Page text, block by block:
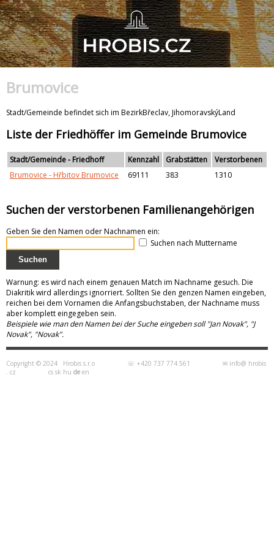
Brumovice
Stadt/Gemeinde befindet sich im BezirkBřeclav, JihomoravskýLand
Liste der Friedhöffer im Gemeinde Brumovice
Stadt/Gemeinde - Friedhoff Kennzahl Grabstätten
Verstorbenen
Brumovice - Hřbitov Brumovice
69111 383 1310
Suchen der verstorbenen Familienangehörigen
Geben Sie den Namen oder Nachnamen ein:
Suchen nach Muttername
Suchen
Warnung: es wird nach einem genauen Match im Nachname gesuch. Die
Diakritik wird allerdings ignorriert. Sollten Sie den genzen Namen eingeben,
reichen bei dem Vornamen die Anfangsbuchstaben, der Nachname muss
aber komplett eingegeben sein.
Beispiele wie man den Namen bei der Suche eingeben soll "Jan Novak", "J
Novak", "Novak".
Copyright © 2024 Hrobis s.r.o ☏ +420 737 774 561 ✉ info@ hrobis
. cz
cs sk hu de en